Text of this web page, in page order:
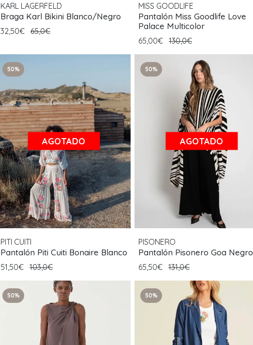
KARL LAGERFELD
Braga Karl Bikini Blanco/Negro
32,50€ 65,0€
MISS GOODLIFE
Pantalón Miss Goodlife Love
Palace Multicolor
65,00€ 130,0€
50%
AGOTADO
PITI CUITI
Pantalón Piti Cuiti Bonaire Blanco
51,50€ 103,0€
50%
AGOTADO
PISONERO
Pantalón Pisonero Goa Negro
65,50€ 131,0€
50% 50%